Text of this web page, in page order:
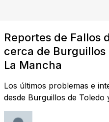
Reportes de Fallos
cerca de Burguillos
La Mancha
Los últimos problemas e
desde Burguillos de Toledo